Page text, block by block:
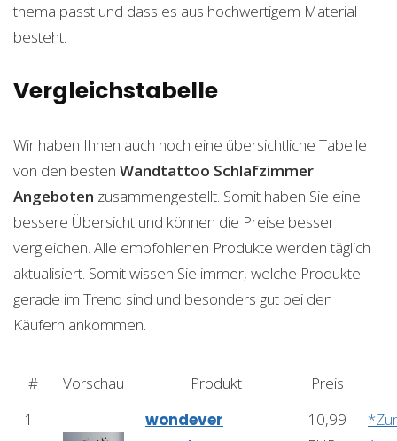
thema passt und dass es aus hochwertigem Material
besteht.
Vergleichstabelle
Wir haben Ihnen auch noch eine übersichtliche Tabelle
von den besten Wandtattoo Schlafzimmer
Angeboten zusammengestellt. Somit haben Sie eine
bessere Übersicht und können die Preise besser
vergleichen. Alle empfohlenen Produkte werden täglich
aktualisiert. Somit wissen Sie immer, welche Produkte
gerade im Trend sind und besonders gut bei den
Käufern ankommen.
# Vorschau Produkt
Preis
1
wondever
10,99